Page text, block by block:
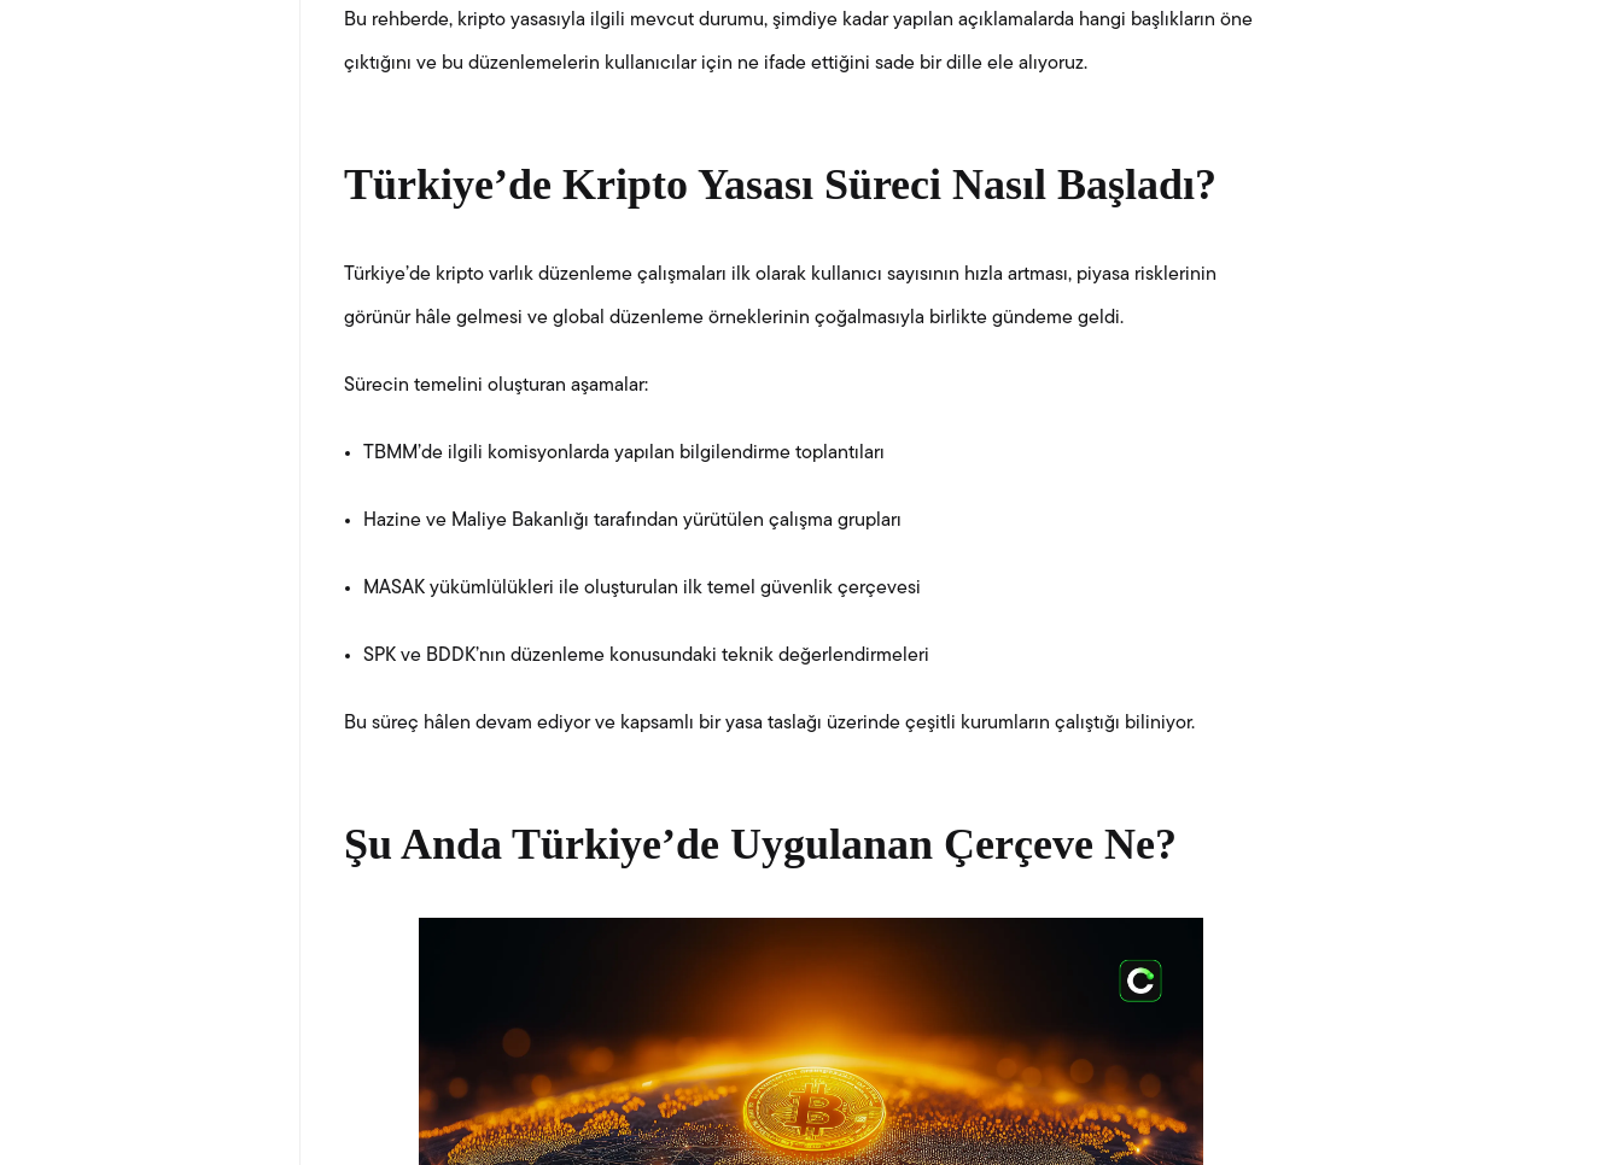
Bu rehberde, kripto yasasıyla ilgili mevcut durumu, şimdiye kadar yapılan açıklamalarda hangi başlıkların öne
çıktığını ve bu düzenlemelerin kullanıcılar için ne ifade ettiğini sade bir dille ele alıyoruz.
Türkiye’de Kripto Yasası Süreci Nasıl Başladı?
Türkiye’de kripto varlık düzenleme çalışmaları ilk olarak kullanıcı sayısının hızla artması, piyasa risklerinin
görünür hâle gelmesi ve global düzenleme örneklerinin çoğalmasıyla birlikte gündeme geldi.
Sürecin temelini oluşturan aşamalar:
TBMM’de ilgili komisyonlarda yapılan bilgilendirme toplantıları
Hazine ve Maliye Bakanlığı tarafından yürütülen çalışma grupları
MASAK yükümlülükleri ile oluşturulan ilk temel güvenlik çerçevesi
SPK ve BDDK’nın düzenleme konusundaki teknik değerlendirmeleri
Bu süreç hâlen devam ediyor ve kapsamlı bir yasa taslağı üzerinde çeşitli kurumların çalıştığı biliniyor.
Şu Anda Türkiye’de Uygulanan Çerçeve Ne?